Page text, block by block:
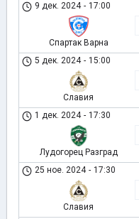
9 дек. 2024 - 17:00
Спартак Варна
5 дек. 2024 - 15:00
Славия
1 дек. 2024 - 17:30
Лудогорец Разград
25 ное. 2024 - 17:30
Славия